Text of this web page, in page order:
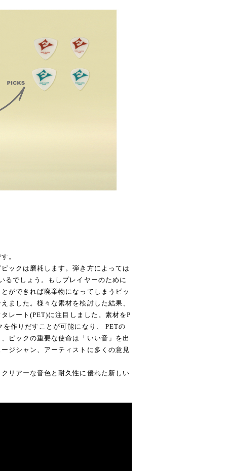
。
ックは磨耗します。弾き方によっては
るでしょう。もしプレイヤーのために
ができれば廃棄物になってしまうピッ
ました。様々な素材を検討した結果、
レート(PET)に注目しました。素材をP
作りだすことが可能になり、 PETの
ピックの重要な使命は「いい音」を出
ジシャン、アーティストに多くの意見
リアーな音色と耐久性に優れた新しい